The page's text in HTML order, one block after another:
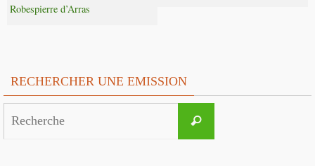
Robespierre d’Arras
RECHERCHER UNE EMISSION
Recherche